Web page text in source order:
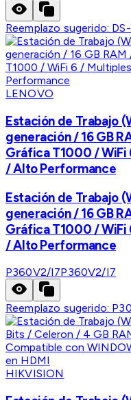
Reemplazo sugerido:
LENOVO
Estación de Trabajo
generación / 16 GB
Gráfica T1000 / WiFi
/ Alto Performance
Estación de Trabajo
generación / 16 GB
Gráfica T1000 / WiFi
/ Alto Performance
P360V2/I7P360V2/I7
Reemplazo sugerido:
HIKVISION